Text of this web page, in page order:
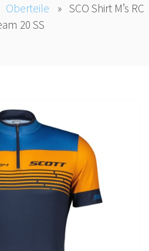
Oberteile » SCO Shirt M’s RC
20 SS